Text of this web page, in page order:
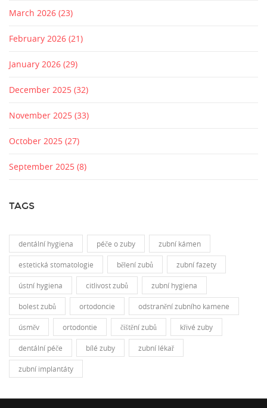
March 2026 (23)
February 2026 (21)
January 2026 (29)
December 2025 (32)
November 2025 (33)
October 2025 (27)
September 2025 (8)
TAGS
dentální hygiena péče o zuby zubní kámen
estetická stomatologie bělení zubů zubní fazety
ústní hygiena citlivost zubů zubní hygiena
bolest zubů ortodoncie odstranění zubního kamene
úsměv ortodontie čištění zubů křivé zuby
dentální péče bílé zuby zubní lékař
zubní implantáty